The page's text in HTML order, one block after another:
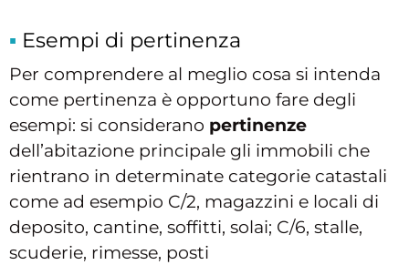
Esempi di pertinenza
Per comprendere al meglio cosa si intenda
come pertinenza è opportuno fare degli
esempi: si considerano pertinenze
dell’abitazione principale gli immobili che
rientrano in determinate categorie catastali
come ad esempio C/2, magazzini e locali di
deposito, cantine, soffitti, solai; C/6, stalle,
scuderie, rimesse, posti